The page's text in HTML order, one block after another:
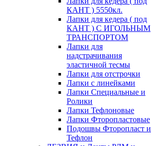
КАНТ ) 5550кл.
Лапки для кедера ( под
КАНТ ) С ИГОЛЬНЫМ
ТРАНСПОРТОМ
Лапки для
надстрачивания
эластичной тесмы
Лапки для отстрочки
Лапки с линейками
Лапки Специальные и
Ролики
Лапки Тефлоновые
Лапки Фторопластовые
Подошвы Фторопласт и
Тефлон